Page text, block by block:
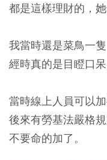
都是這樣理財的，她
我當時還是菜鳥一
經時真的是目瞪口呆
當時線上人員可以
後來有勞基法嚴格
不要命的加了。